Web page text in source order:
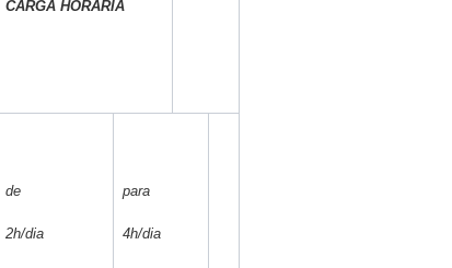
CARGA HORÁRIA
de
2h/dia
para
4h/dia